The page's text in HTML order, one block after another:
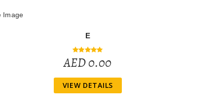
E
AED 0.00
VIEW DETAILS